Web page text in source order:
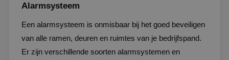
Alarmsysteem
Een alarmsysteem is onmisbaar bij het goed beveiligen
van alle ramen, deuren en ruimtes van je bedrijfspand.
Er zijn verschillende soorten alarmsystemen en